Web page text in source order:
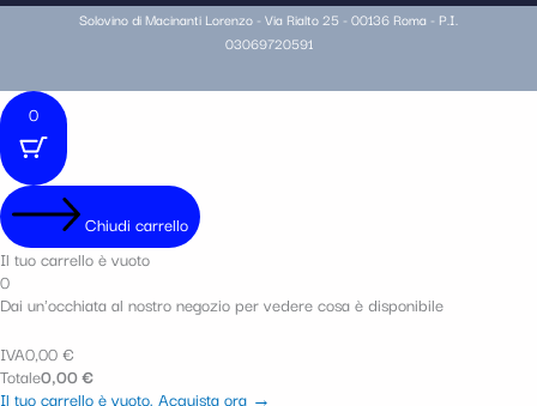
Solovino di Macinanti Lorenzo - Via Rialto 25 - 00136 Roma - P.I.
03069720591
0
Chiudi carrello
Il tuo carrello è vuoto
0
Dai un'occhiata al nostro negozio per vedere cosa è disponibile
IVA0,00€
Totale0,00€
Il tuo carrello è vuoto. Acquista ora →